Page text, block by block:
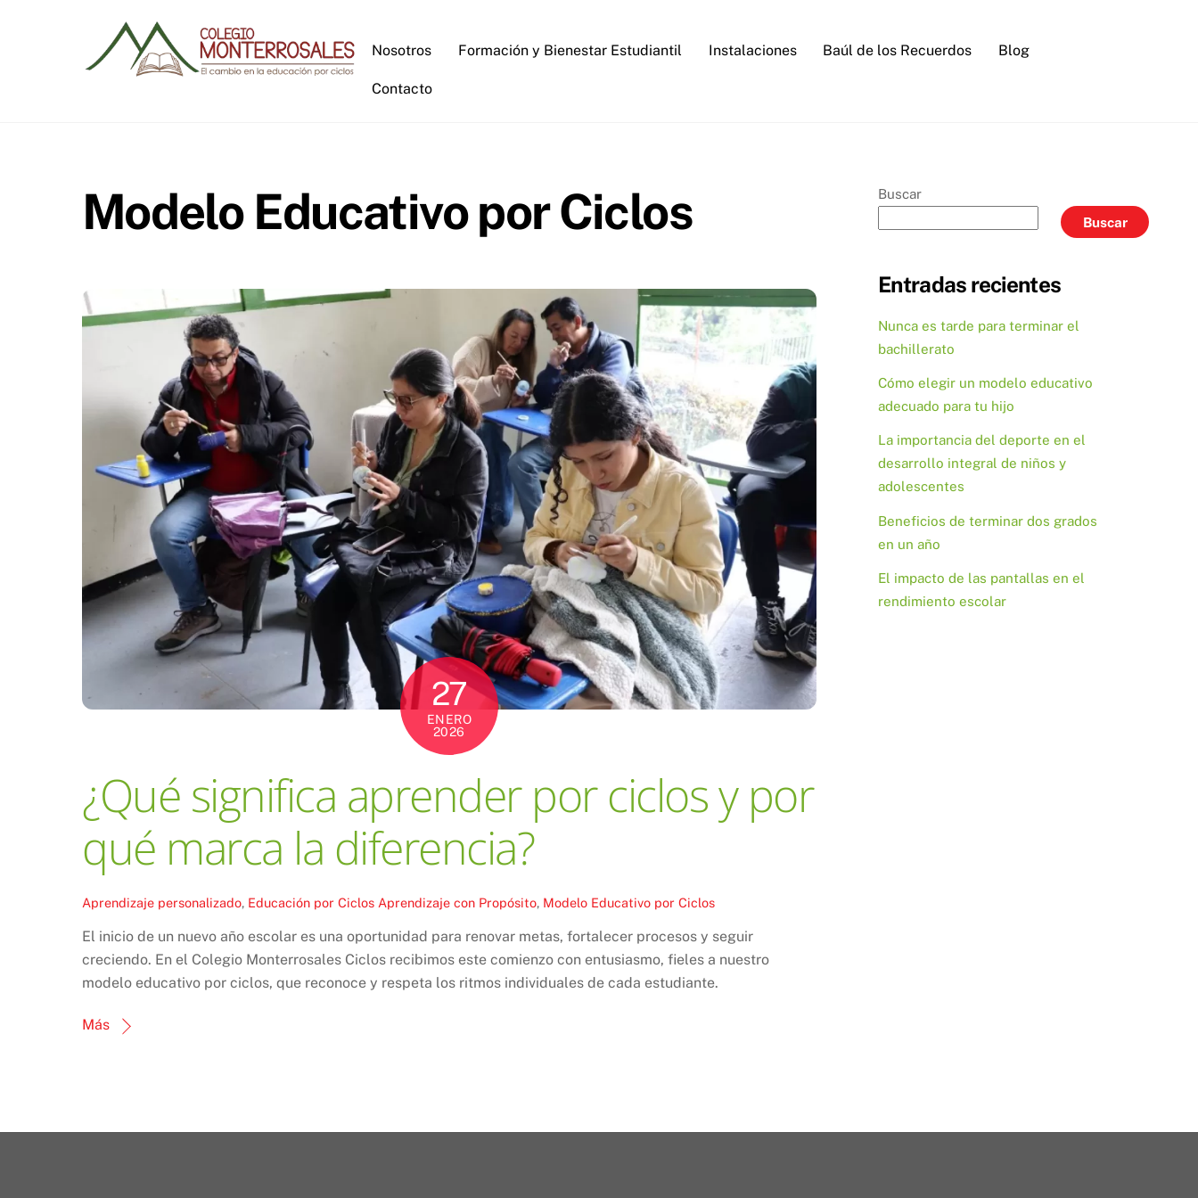
Nosotros Formación y Bienestar Estudiantil Instalaciones Baúl de los Recuerdos Blog
Contacto
Modelo Educativo por Ciclos
27
ENERO
2026
¿Qué significa aprender por ciclos y por
qué marca la diferencia?
Aprendizaje personalizado, Educación por Ciclos Aprendizaje con Propósito, Modelo Educativo por Ciclos
El inicio de un nuevo año escolar es una oportunidad para renovar metas, fortalecer procesos y seguir
creciendo. En el Colegio Monterrosales Ciclos recibimos este comienzo con entusiasmo, fieles a nuestro
modelo educativo por ciclos, que reconoce y respeta los ritmos individuales de cada estudiante.
Más
Buscar
Buscar
Entradas recientes
Nunca es tarde para terminar el
bachillerato
Cómo elegir un modelo educativo
adecuado para tu hijo
La importancia del deporte en el
desarrollo integral de niños y
adolescentes
Beneficios de terminar dos grados
en un año
El impacto de las pantallas en el
rendimiento escolar